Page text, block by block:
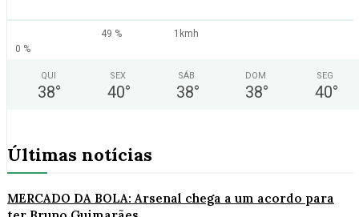
49 %
1kmh
0 %
QUI
38°
SEX
40°
SÁB
38°
DOM
38°
SEG
40°
Últimas notícias
MERCADO DA BOLA: Arsenal chega a um acordo para